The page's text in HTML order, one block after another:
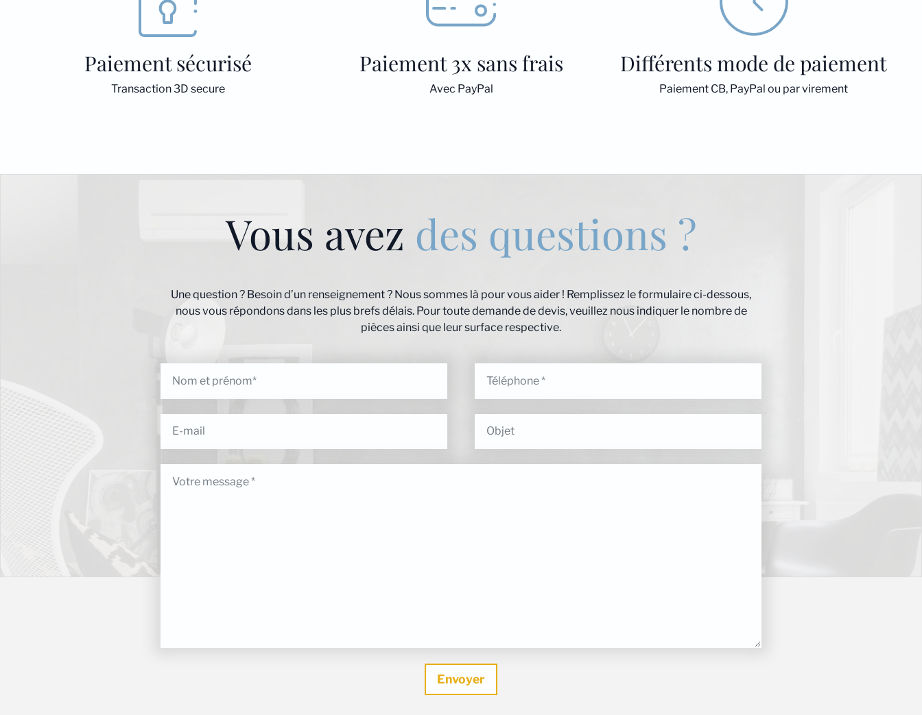
Paiement sécurisé
Transaction 3D secure
Paiement 3x sans frais
Avec PayPal
Différents mode de paiement
Paiement CB, PayPal ou par virement
Vous avez des questions ?
Une question ? Besoin d’un renseignement ? Nous sommes là pour vous aider ! Remplissez le formulaire ci-dessous,
nous vous répondons dans les plus brefs délais. Pour toute demande de devis, veuillez nous indiquer le nombre de
pièces ainsi que leur surface respective.